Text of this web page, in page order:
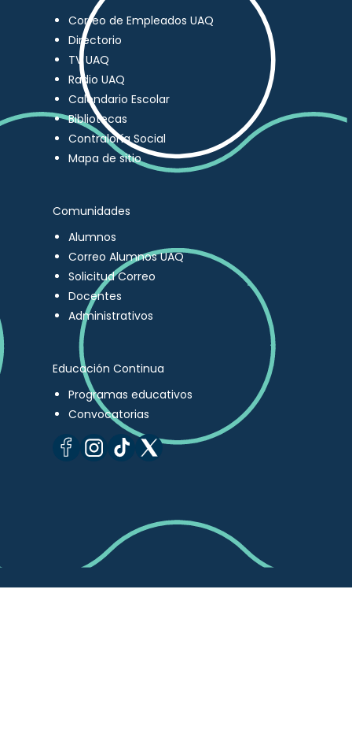
Correo de Empleados UAQ
Directorio
TV UAQ
Radio UAQ
Calendario Escolar
Bibliotecas
Contraloría Social
Mapa de sitio
Comunidades
Alumnos
Correo Alumnos UAQ
Solicitud Correo
Docentes
Administrativos
Educación Continua
Programas educativos
Convocatorias